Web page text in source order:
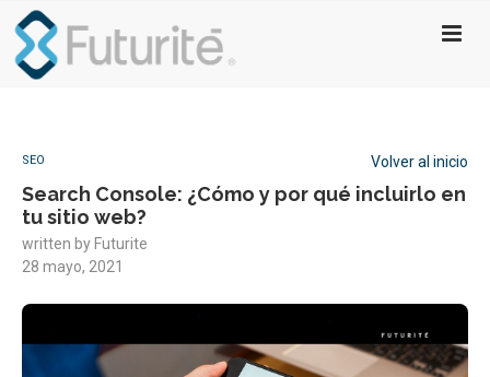
SEO Volver al inicio
Search Console: ¿Cómo y por qué incluirlo en
tu sitio web?
written by Futurite
28 mayo, 2021